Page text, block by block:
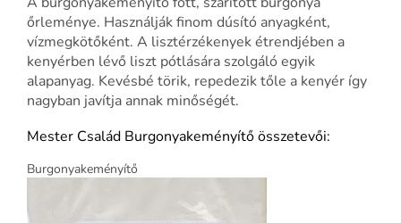
őrleménye. Használják finom dúsító anyagként,
vízmegkötőként. A lisztérzékenyek étrendjében a
kenyérben lévő liszt pótlására szolgáló egyik
alapanyag. Kevésbé törik, repedezik tőle a kenyér így
nagyban javítja annak minőségét.
Mester Család Burgonyakeményítő összetevői:
Burgonyakeményítő